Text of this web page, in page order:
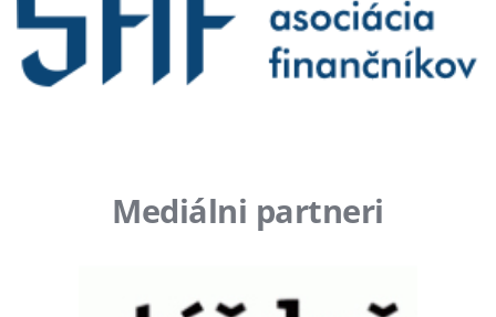
Mediálni partneri